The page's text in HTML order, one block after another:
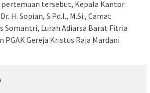
pertemuan tersebut, Kepala Kantor
H. Sopian, S.Pd.I., M.Si., Camat
Somantri, Lurah Adiarsa Barat Fitria
PGAK Gereja Kristus Raja Mardani